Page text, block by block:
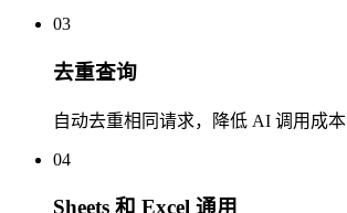
03
去重查询
自动去重相同请求，降低 AI 调用成本
04
Sheets 和 Excel 通用